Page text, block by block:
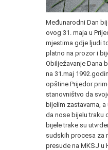
Međunarodni Dan
ovog 31. maja u
mjestima gdje ljudi
platno na prozor i
Obilježavanje Dana
na 31.maj
opštine Prijedor
stanovništvo da
bijelim zastavama,
da nose bijelu traku
bijele trake su
sudskih procesa za
presude na MKSJ u